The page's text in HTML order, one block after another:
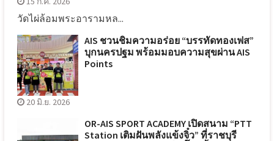
วัดไผ่ล้อมพระอารามหล...
AIS ชวนชิมความอร่อย “บรรทัดทองเฟส”
บุกนครปฐม พร้อมมอบความสุขผ่าน AIS
Points
20 มิ.ย. 2026
OR-AIS SPORT ACADEMY เปิดสนาม “PTT
Station เติมฝันพลังแข้งจิ๋ว” ที่ราชบุรี